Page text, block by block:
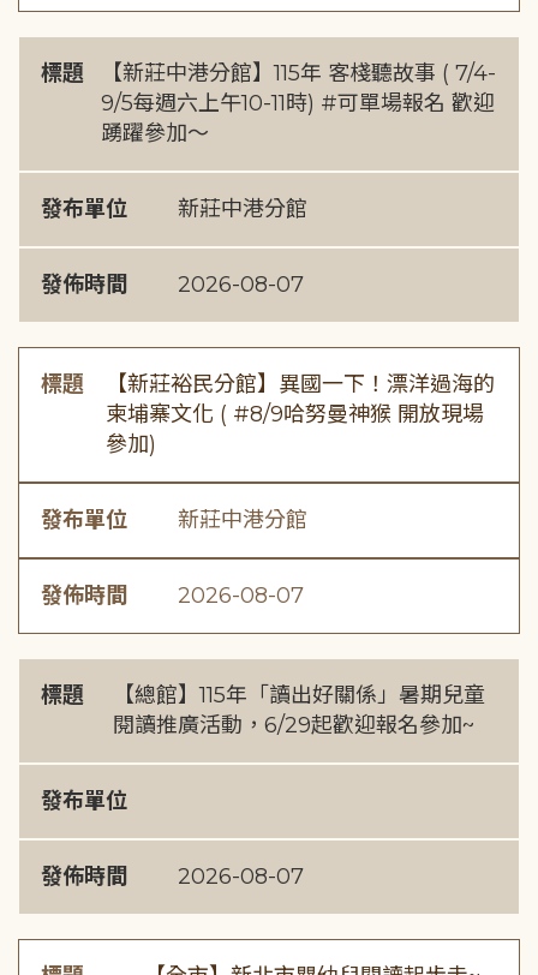
標題
【新莊中港分館】115年 客棧聽故事 ( 7/4-
9/5每週六上午10-11時) #可單場報名 歡迎
踴躍參加～
發布單位 新莊中港分館
發佈時間 2026-08-07
標題
【新莊裕民分館】異國一下！漂洋過海的
柬埔寨文化 ( #8/9哈努曼神猴 開放現場
參加)
發布單位 新莊中港分館
發佈時間 2026-08-07
標題
【總館】115年「讀出好關係」暑期兒童
閱讀推廣活動，6/29起歡迎報名參加~
發布單位
發佈時間 2026-08-07